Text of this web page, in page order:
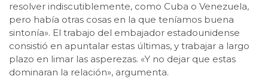
resolver indiscutiblemente, como Cuba o Venezuela,
pero había otras cosas en la que teníamos buena
sintonía». El trabajo del embajador estadounidense
consistió en apuntalar estas últimas, y trabajar a largo
plazo en limar las asperezas. «Y no dejar que estas
dominaran la relación», argumenta.